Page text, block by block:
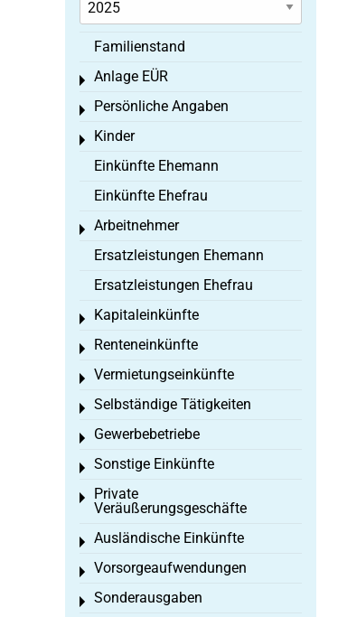
Familienstand
Anlage EÜR
Toggle menu
Persönliche Angaben
Toggle menu
Kinder
Toggle menu
Einkünfte Ehemann
Einkünfte Ehefrau
Arbeitnehmer
Toggle menu
Ersatzleistungen Ehemann
Ersatzleistungen Ehefrau
Kapitaleinkünfte
Toggle menu
Renteneinkünfte
Toggle menu
Vermietungseinkünfte
Toggle menu
Selbständige Tätigkeiten
Toggle menu
Gewerbebetriebe
Toggle menu
Sonstige Einkünfte
Toggle menu
Private
Veräußerungsgeschäfte
Toggle menu
Ausländische Einkünfte
Toggle menu
Vorsorgeaufwendungen
Toggle menu
Sonderausgaben
Toggle menu